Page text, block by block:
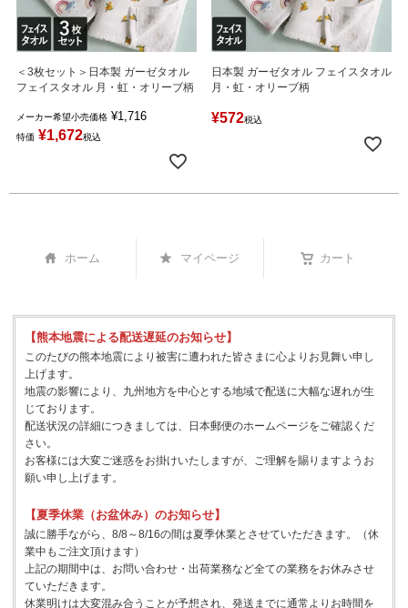
＜3枚セット＞日本製 ガーゼタオル
フェイスタオル 月・虹・オリーブ柄
メーカー希望小売価格 ¥1,716
特価 ¥1,672税込
日本製 ガーゼタオル フェイスタオル
月・虹・オリーブ柄
¥572税込
ホーム マイページ カート
【熊本地震による配送遅延のお知らせ】
このたびの熊本地震により被害に遭われた皆さまに心よりお見舞い申し
上げます。
地震の影響により、九州地方を中心とする地域で配送に大幅な遅れが生
じております。
配送状況の詳細につきましては、日本郵便のホームページをご確認くだ
さい。
お客様には大変ご迷惑をお掛けいたしますが、ご理解を賜りますようお
願い申し上げます。
【夏季休業（お盆休み）のお知らせ】
誠に勝手ながら、8/8～8/16の間は夏季休業とさせていただきます。（休
業中もご注文頂けます）
上記の期間中は、お問い合わせ・出荷業務など全ての業務をお休みさせ
ていただきます。
休業明けは大変混み合うことが予想され、発送までに通常よりお時間を